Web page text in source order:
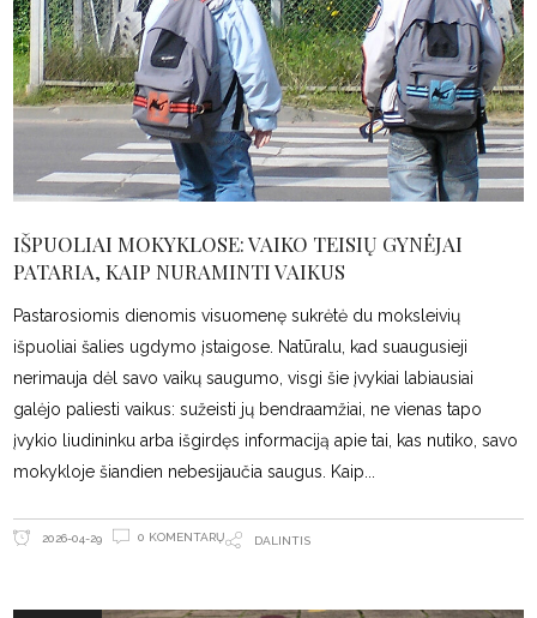
IŠPUOLIAI MOKYKLOSE: VAIKO TEISIŲ GYNĖJAI
PATARIA, KAIP NURAMINTI VAIKUS
Pastarosiomis dienomis visuomenę sukrėtė du moksleivių
išpuoliai šalies ugdymo įstaigose. Natūralu, kad suaugusieji
nerimauja dėl savo vaikų saugumo, visgi šie įvykiai labiausiai
galėjo paliesti vaikus: sužeisti jų bendraamžiai, ne vienas tapo
įvykio liudininku arba išgirdęs informaciją apie tai, kas nutiko, savo
mokykloje šiandien nebesijaučia saugus. Kaip
2026-04-29 0 KOMENTARŲ DALINTIS